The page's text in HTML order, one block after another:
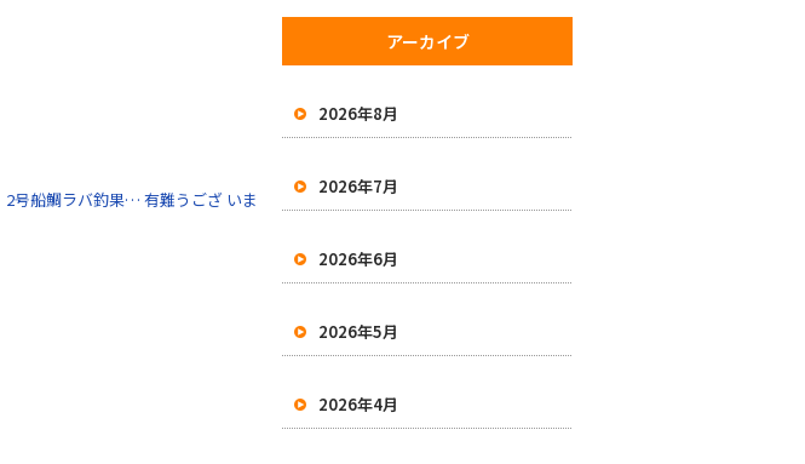
2号船鯛ラバ釣果… 有難うござ いま
アーカイブ
2026年8月
2026年7月
2026年6月
2026年5月
2026年4月